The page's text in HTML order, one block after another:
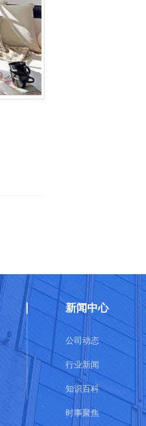
新闻中心
公司动态
行业新闻
知识百科
时事聚焦